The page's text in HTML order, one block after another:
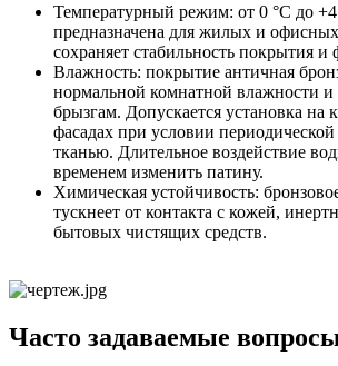
Температурный режим: от 0 °C до
предназначена для жилых и
сохраняет стабильность покрытия
Влажность: покрытие античная
нормальной комнатной влажности
брызгам. Допускается установка
фасадах при условии
тканью. Длительное воздействие
временем изменить патину.
Химическая устойчивость:
тускнеет от контакта с кожей,
бытовых чистящих средств.
Часто задаваемые